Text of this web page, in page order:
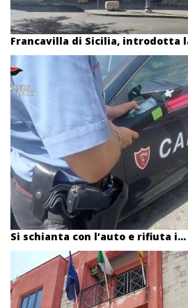
Francavilla di Sicilia, introdotta
Si schianta con l’auto e rifiuta i...